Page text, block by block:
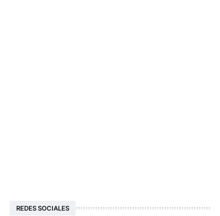
REDES SOCIALES